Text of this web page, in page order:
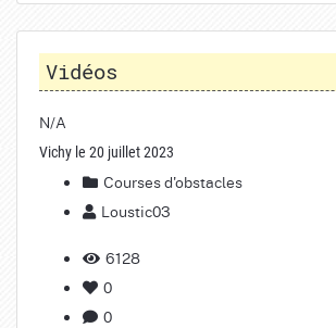
Vidéos
N/A
Vichy le 20 juillet 2023
Courses d'obstacles
Loustic03
6128
0
0